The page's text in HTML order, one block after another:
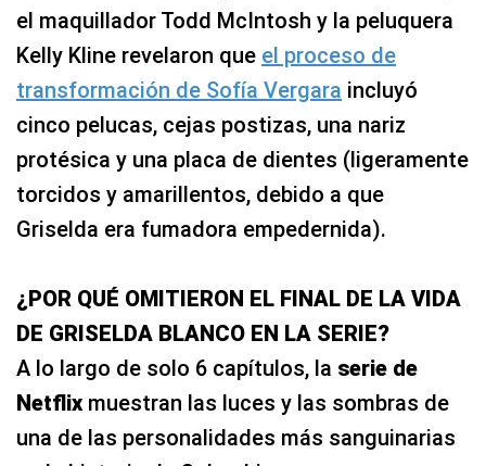
el maquillador Todd McIntosh y la peluquera
Kelly Kline revelaron que el proceso de
transformación de Sofía Vergara incluyó
cinco pelucas, cejas postizas, una nariz
protésica y una placa de dientes (ligeramente
torcidos y amarillentos, debido a que
Griselda era fumadora empedernida).
¿POR QUÉ OMITIERON EL FINAL DE LA VIDA
DE GRISELDA BLANCO EN LA SERIE?
A lo largo de solo 6 capítulos, la serie de
Netflix muestran las luces y las sombras de
una de las personalidades más sanguinarias